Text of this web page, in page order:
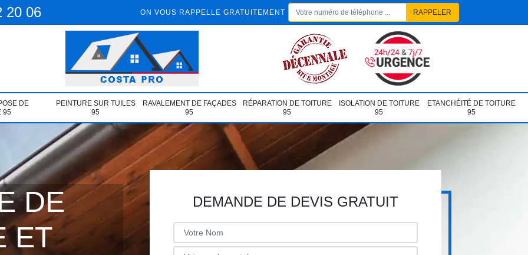
20 06 ON VOUS RAPPELLE GRATUITEMENT
DE
95
PEINTURE SUR TUILES
95
RAVALEMENT DE FAÇADES
95
RÉPARATION DE TOITURE
95
ISOLATION DE TOITURE
95
ETANCHÉITÉ DE TOITURE
95
DE
ET
DEMANDE DE DEVIS GRATUIT